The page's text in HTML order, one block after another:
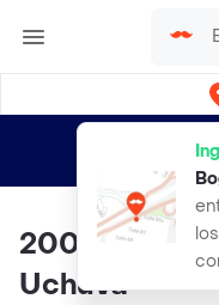
envíos
200 Semillas
Uchuva